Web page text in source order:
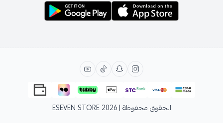
الحقوق محفوظة | 2026 ESEVEN STORE